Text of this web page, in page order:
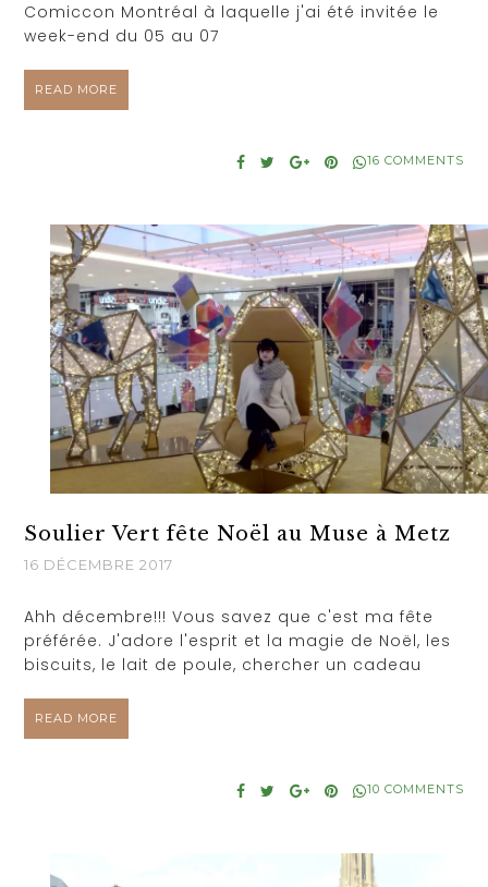
Comiccon Montréal à laquelle j'ai été invitée le
week-end du 05 au 07
READ MORE
16 COMMENTS
Soulier Vert fête Noël au Muse à Metz
16 DÉCEMBRE 2017
Ahh décembre!!! Vous savez que c'est ma fête
préférée. J'adore l'esprit et la magie de Noël, les
biscuits, le lait de poule, chercher un cadeau
READ MORE
10 COMMENTS